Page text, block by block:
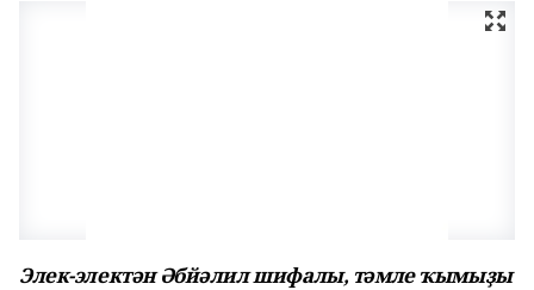
Элек-электән Әбйәлил шифалы, тәмле ҡымыҙы